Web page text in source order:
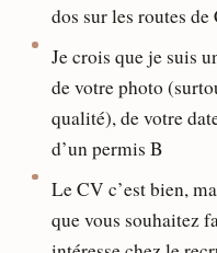
dos sur les routes
Je crois que je suis
de votre photo
qualité), de votre
d’un permis B
Le CV c’est bien,
que vous souhaitez